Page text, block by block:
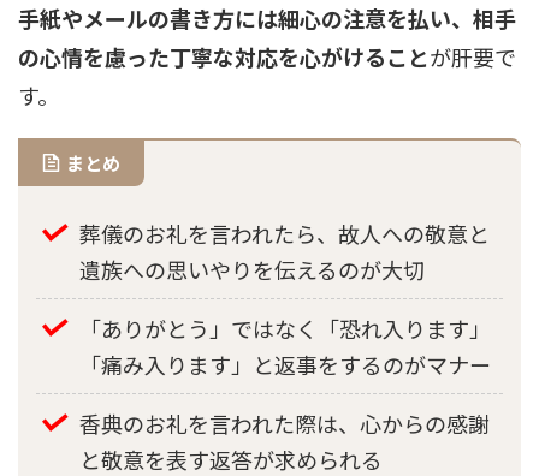
手紙やメールの書き方には細心の注意を払い、相手
の心情を慮った丁寧な対応を心がけることが肝要で
す。
まとめ
葬儀のお礼を言われたら、故人への敬意と
遺族への思いやりを伝えるのが大切
「ありがとう」ではなく「恐れ入ります」
「痛み入ります」と返事をするのがマナー
香典のお礼を言われた際は、心からの感謝
と敬意を表す返答が求められる